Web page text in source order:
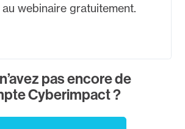
webinaire gratuitement.
pas encore de
Cyberimpact ?